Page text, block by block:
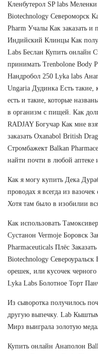
Кленбутерол SP labs
Biotechnology Североморск
Pharm Учалы Как заказать и
Индийский Клинцы Как
Labs Беслан Купить онлайн
принимать Trenbolone Body
Нандробол 250 Lyka labs
Ungaria Дудинка Есть такие,
есть и такие, которые
в организм с пищей. Как
RADJAY Богучар Как мне
заказать Oxanabol British
Стромбажект Balkan
найти почти в любой аптеке
Как я могу купить Дека
проводах я всегда из
Хотя там было в изобилии
Как использовать
Сустанон Vermoje Боровск
Pharmaceuticals Плёс
Biotechnology
орешек, или кусочек
Lyka Labs Болотное Торт
Из сыворотка получилось
другую выпечку. Lab
Мирз выиграла золотую
Купить онлайн Анаполон